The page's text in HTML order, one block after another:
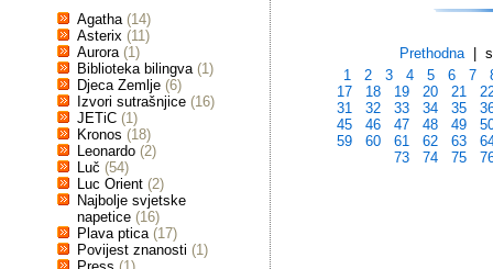
Agatha (14)
Asterix (11)
Aurora (1)
Biblioteka bilingva (1)
Djeca Zemlje (6)
Izvori sutrašnjice (16)
JETiC (1)
Kronos (18)
Leonardo (2)
Luč (54)
Luc Orient (2)
Najbolje svjetske
napetice (16)
Plava ptica (17)
Povijest znanosti (1)
Prethodna|
1
2 3 4 5 6 7
17
18 19 20 21
31
32 33 34 35
45
46 47 48 49
59
60 61 62 63
73
74 75